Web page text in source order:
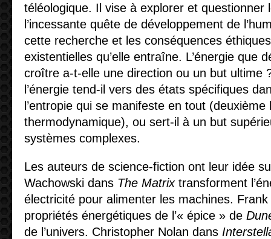
téléologique. Il vise à explorer et questionner
l’incessante quête de développement de
cette recherche et les conséquences
existentielles qu’elle entraîne. L’énergie que
croître a-t-elle une direction ou un but ultime
l’énergie tend-il vers des états spécifiques
l’entropie qui se manifeste en tout (deuxième
thermodynamique), ou sert-il à un but
systèmes complexes.
Les auteurs de science-fiction ont leur idée
Wachowski dans The Matrixtransforment
électricité pour alimenter les machines.
propriétés énergétiques de l’« épice » de
de l’univers. Christopher Nolan dans